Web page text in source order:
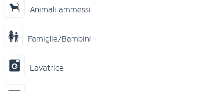
Animali ammessi
Famiglie/Bambini
Lavatrice